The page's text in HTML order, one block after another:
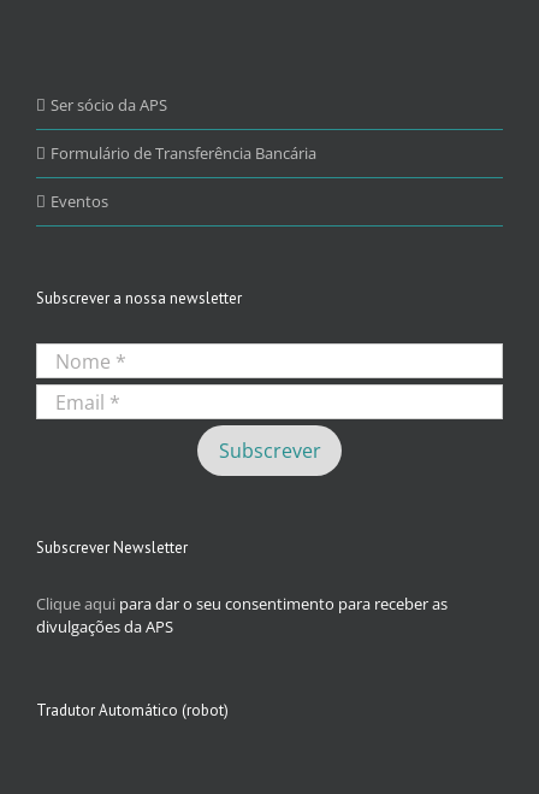
Ser sócio da APS
Formulário de Transferência Bancária
Eventos
Subscrever a nossa newsletter
Subscrever Newsletter
Clique aqui para dar o seu consentimento para receber as
divulgações da APS
Tradutor Automático (robot)